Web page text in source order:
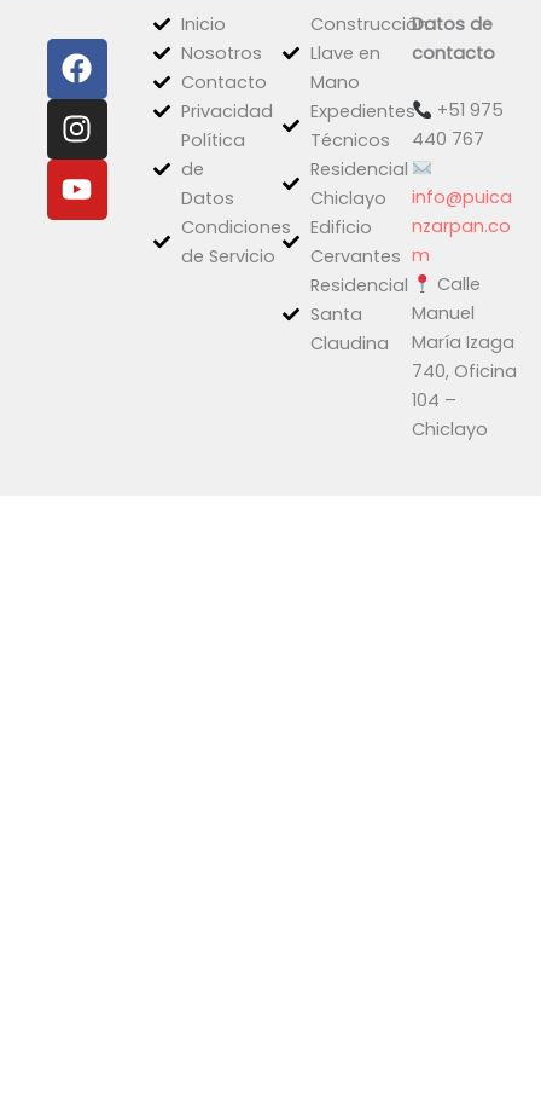
F
a
c
e
b
o
o
I
n
s
t
a
g
r
Y
o
u
t
u
b
e
Inicio
Nosotros
Contacto
Privacidad
Política
de
Datos
Condiciones
de Servicio
Construcción
Llave en
Mano
Expedientes
Técnicos
Residencial
Chiclayo
Edificio
Cervantes
Residencial
Santa
Claudina
Datos de
contacto
+51 975
440 767
info@puica
nzarpan.co
m
Calle
Manuel
María Izaga
740, Oficina
104 –
Chiclayo